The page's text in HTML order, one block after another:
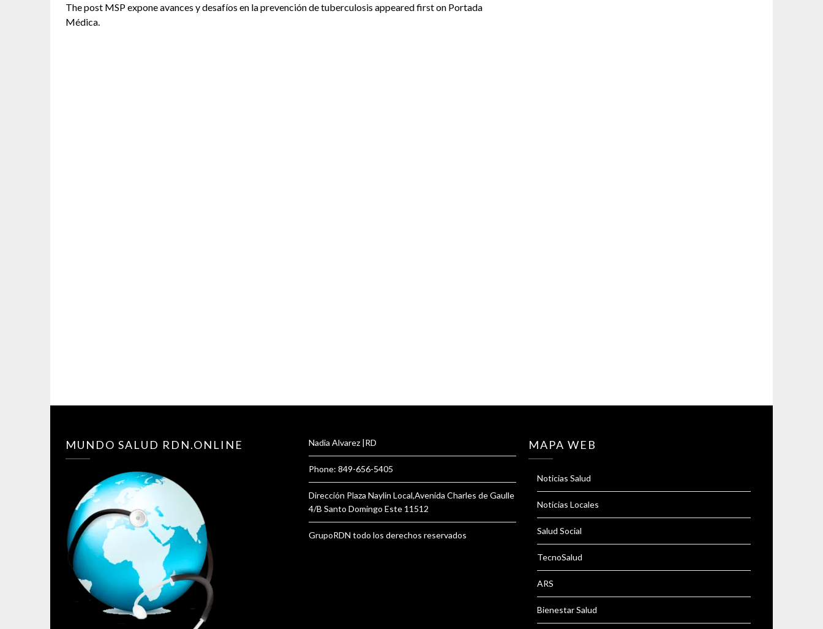
The post MSP expone avances y desafíos en la prevención de tuberculosis appeared first on Portada
Médica.
MUNDO SALUD RDN.ONLINE Nadia Alvarez |RD
Phone: 849-656-5405
Dirección Plaza Naylin Local,Avenida Charles de Gaulle
4/B Santo Domingo Este 11512
GrupoRDN todo los derechos reservados
MAPA WEB
Noticias Salud
Noticias Locales
Salud Social
TecnoSalud
ARS
Bienestar Salud